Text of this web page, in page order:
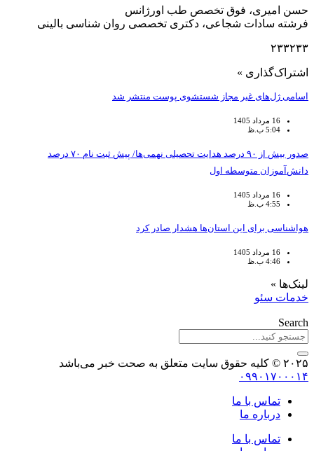
حسن امیری، فوق تخصص طب اورژانس
فرشته سادات شجاعی، دکتری تخصصی روان شناسی بالینی
۲۳۳۲۳۳
اشتراک‌گذاری »
اسامی ژل‌های غیر مجاز شستشوی پوست منتشر شد
16 مرداد 1405
5:04 ب.ظ
صدور بیش از ۹۰ درصد هدایت تحصیلی نهمی‌ها/ پیش ثبت نام ۷۰ درصد
دانش‌آموزان متوسطه اول
16 مرداد 1405
4:55 ب.ظ
هواشناسی برای این استان‌ها هشدار صادر کرد
16 مرداد 1405
4:46 ب.ظ
لینک‌ها »
خدمات سئو
Search
۲۰۲۵ © کلیه حقوق سایت متعلق به صحت خبر می‌باشد
۰۹۹۰۱۷۰۰۰۱۴
تماس با ما
درباره ما
تماس با ما